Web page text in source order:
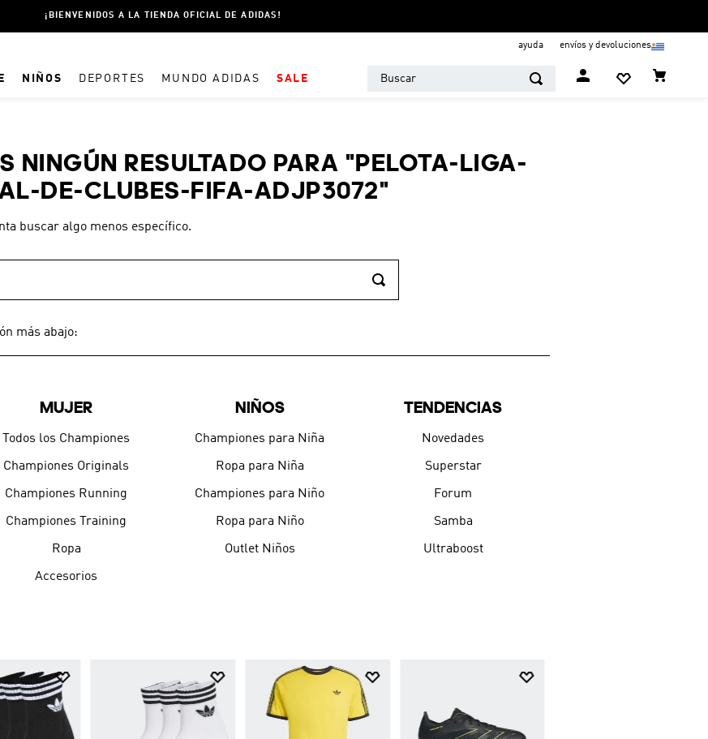
¡BIENVENIDOS A LA TIENDA OFICIAL DE ADIDAS!
ayuda envíos y devoluciones
NIÑOS DEPORTES MUNDO ADIDAS SALE Buscar
NINGÚN RESULTADO PARA "PELOTA-LIGA-
DE-CLUBES-FIFA-ADJP3072"
buscar algo menos específico.
más abajo:
MUJER
Todos los Championes
Championes Originals
Championes Running
Championes Training
Ropa
Accesorios
NIÑOS
Championes para Niña
Ropa para Niña
Championes para Niño
Ropa para Niño
Outlet Niños
TENDENCIAS
Novedades
Superstar
Forum
Samba
Ultraboost
1
CHAMPIONES ADIDAS
ESSENTIALS
6. CAMPERAS
8. REAL MADRID